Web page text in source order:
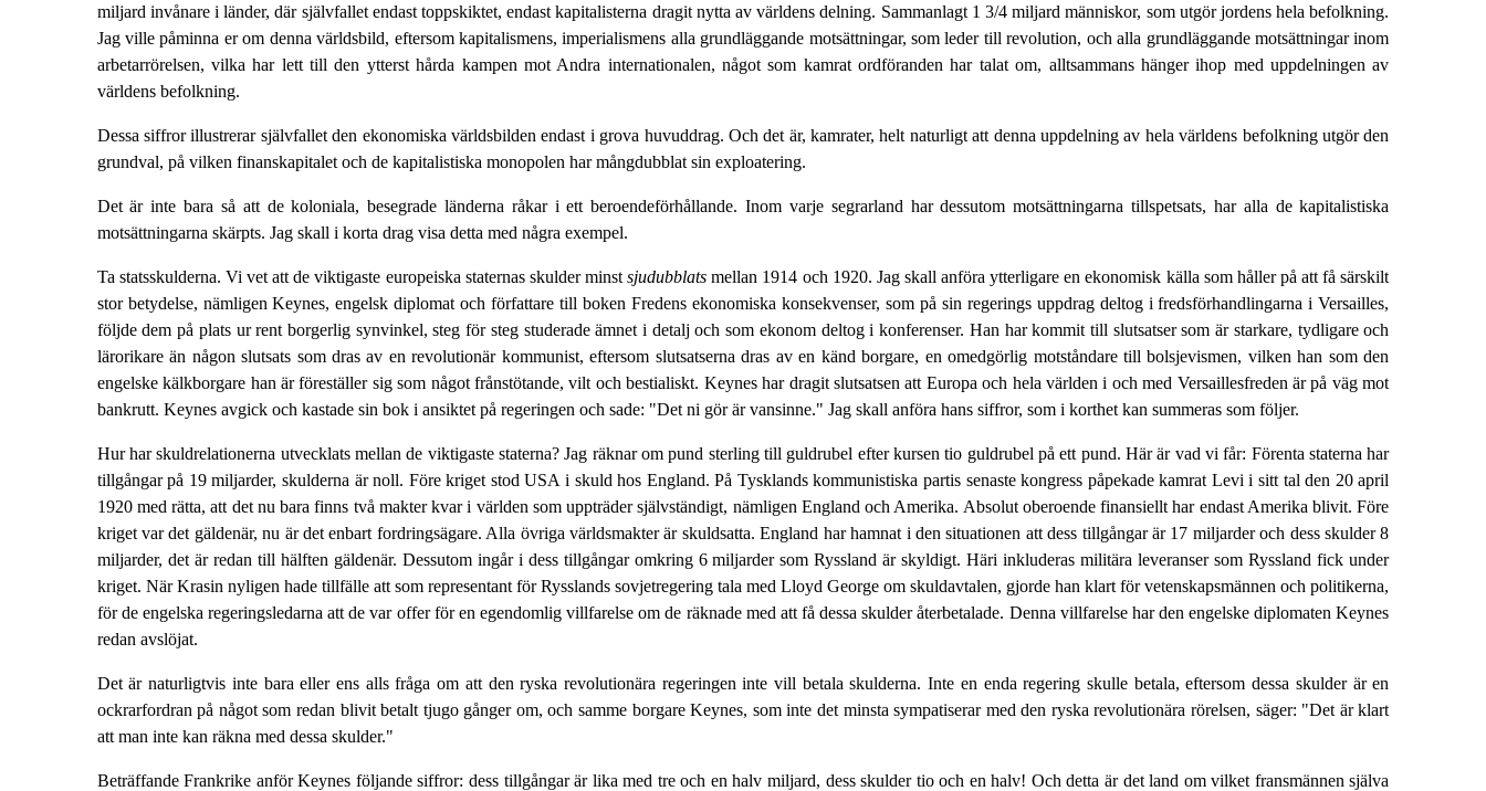
miljard invånare i länder, där självfallet endast toppskiktet, endast kapitalisterna dragit nytta av världens delning. Sammanlagt 1 3/4 miljard människor, som utgör jordens hela befolkning.
Jag ville påminna er om denna världsbild, eftersom kapitalismens, imperialismens alla grundläggande motsättningar, som leder till revolution, och alla grundläggande motsättningar inom
arbetarrörelsen, vilka har lett till den ytterst hårda kampen mot Andra internationalen, något som kamrat ordföranden har talat om, alltsammans hänger ihop med uppdelningen av
världens befolkning.
Dessa siffror illustrerar självfallet den ekonomiska världsbilden endast i grova huvuddrag. Och det är, kamrater, helt naturligt att denna uppdelning av hela världens befolkning utgör den
grundval, på vilken finanskapitalet och de kapitalistiska monopolen har mångdubblat sin exploatering.
Det är inte bara så att de koloniala, besegrade länderna råkar i ett beroendeförhållande. Inom varje segrarland har dessutom motsättningarna tillspetsats, har alla de kapitalistiska
motsättningarna skärpts. Jag skall i korta drag visa detta med några exempel.
Ta statsskulderna. Vi vet att de viktigaste europeiska staternas skulder minstsjudubblats mellan 1914 och 1920. Jag skall anföra ytterligare en ekonomisk källa som håller på att få särskilt
stor betydelse, nämligen Keynes, engelsk diplomat och författare till boken Fredens ekonomiska konsekvenser, som på sin regerings uppdrag deltog i fredsförhandlingarna i Versailles,
följde dem på plats ur rent borgerlig synvinkel, steg för steg studerade ämnet i detalj och som ekonom deltog i konferenser. Han har kommit till slutsatser som är starkare, tydligare och
lärorikare än någon slutsats som dras av en revolutionär kommunist, eftersom slutsatserna dras av en känd borgare, en omedgörlig motståndare till bolsjevismen, vilken han som den
engelske kälkborgare han är föreställer sig som något frånstötande, vilt och bestialiskt. Keynes har dragit slutsatsen att Europa och hela världen i och med Versaillesfreden är på väg mot
bankrutt. Keynes avgick och kastade sin bok i ansiktet på regeringen och sade: "Det ni gör är vansinne." Jag skall anföra hans siffror, som i korthet kan summeras som följer.
Hur har skuldrelationerna utvecklats mellan de viktigaste staterna? Jag räknar om pund sterling till guldrubel efter kursen tio guldrubel på ett pund. Här är vad vi får: Förenta staterna har
tillgångar på 19 miljarder, skulderna är noll. Före kriget stod USA i skuld hos England. På Tysklands kommunistiska partis senaste kongress påpekade kamrat Levi i sitt tal den 20 april
1920 med rätta, att det nu bara finns två makter kvar i världen som uppträder självständigt, nämligen England och Amerika. Absolut oberoende finansiellt har endast Amerika blivit. Före
kriget var det gäldenär, nu är det enbart fordringsägare. Alla övriga världsmakter är skuldsatta. England har hamnat i den situationen att dess tillgångar är 17 miljarder och dess skulder 8
miljarder, det är redan till hälften gäldenär. Dessutom ingår i dess tillgångar omkring 6 miljarder som Ryssland är skyldigt. Häri inkluderas militära leveranser som Ryssland fick under
kriget. När Krasin nyligen hade tillfälle att som representant för Rysslands sovjetregering tala med Lloyd George om skuldavtalen, gjorde han klart för vetenskapsmännen och politikerna,
för de engelska regeringsledarna att de var offer för en egendomlig villfarelse om de räknade med att få dessa skulder återbetalade. Denna villfarelse har den engelske diplomaten Keynes
redan avslöjat.
Det är naturligtvis inte bara eller ens alls fråga om att den ryska revolutionära regeringen inte vill betala skulderna. Inte en enda regering skulle betala, eftersom dessa skulder är en
ockrarfordran på något som redan blivit betalt tjugo gånger om, och samme borgare Keynes, som inte det minsta sympatiserar med den ryska revolutionära rörelsen, säger: "Det är klart
att man inte kan räkna med dessa skulder."
Beträffande Frankrike anför Keynes följande siffror: dess tillgångar är lika med tre och en halv miljard, dess skulder tio och en halv! Och detta är det land om vilket fransmännen själva